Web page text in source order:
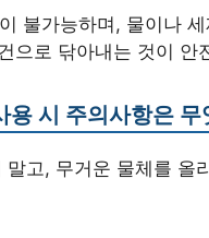
불가능하며, 물이나
으로 닦아내는 것이 안
용 시 주의사항은 무
고, 무거운 물체를 올